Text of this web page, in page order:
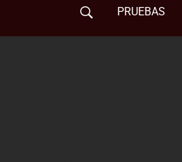
PRUEBAS